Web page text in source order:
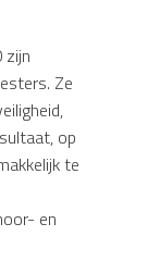
zijn
Ze
op
te
en